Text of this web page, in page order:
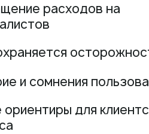
расходов на
и сомнения
для